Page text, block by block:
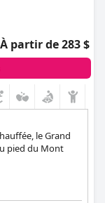
À partir de 283 $
le Grand
pied du Mont